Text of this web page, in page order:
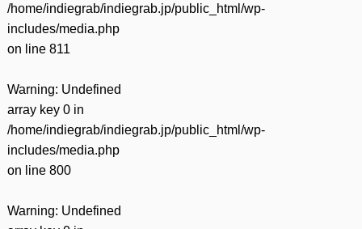
/home/indiegrab/indiegrab.jp/public_html/wp-
includes/media.php
on line 811
Warning: Undefined
array key 0 in
/home/indiegrab/indiegrab.jp/public_html/wp-
includes/media.php
on line 800
Warning: Undefined